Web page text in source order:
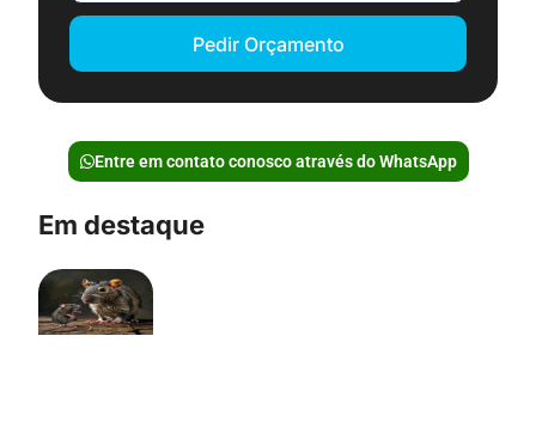
Pedir Orçamento
Entre em contato conosco através do WhatsApp
Em destaque